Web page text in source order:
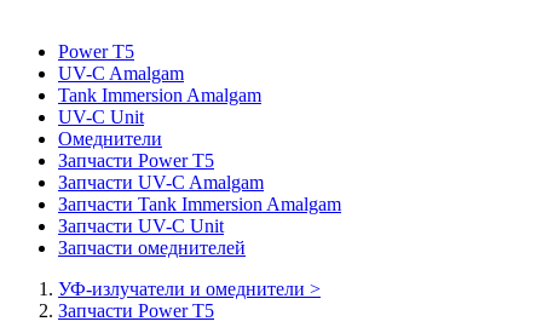
Power T5
UV-C Amalgam
Tank Immersion Amalgam
UV-C Unit
Омеднители
Запчасти Power T5
Запчасти UV-C Amalgam
Запчасти Tank Immersion Amalgam
Запчасти UV-C Unit
Запчасти омеднителей
УФ-излучатели и омеднители >
Запчасти Power T5